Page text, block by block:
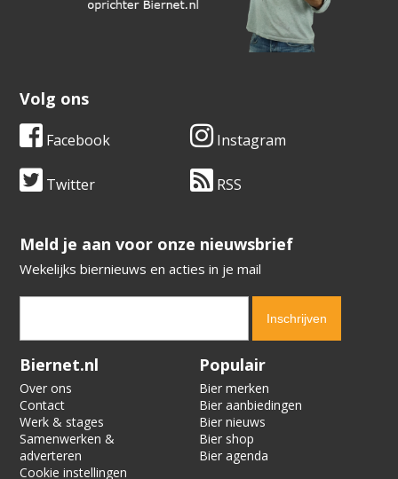
Volg ons
Facebook Instagram
Twitter RSS
​​​​​​​Meld je aan voor onze nieuwsbrief
Wekelijks biernieuws en acties in je mail
Verification code:
Biernet.nl
Over ons
Contact
Werk & stages
Samenwerken &
adverteren
Cookie instellingen
Populair
Bier merken
Bier aanbiedingen
Bier nieuws
Bier shop
Bier agenda